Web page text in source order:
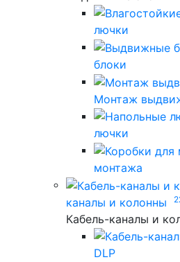
лючки
блоки
Монтаж
лючки
монтажа
каналы и колонны
Кабель-каналы и
DLP